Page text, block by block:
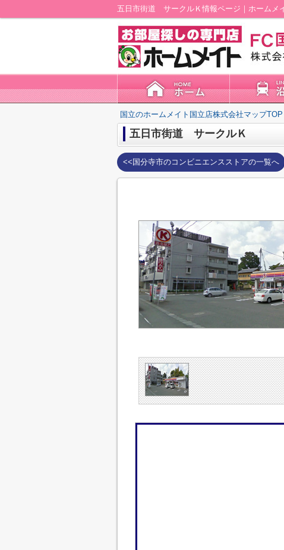
五日市街道 サークルＫ情報ページ｜ホームメ
国立のホームメイト国立店株式会社マップTOP
五日市街道 サークルＫ
<<国分寺市のコンビニエンスストアの一覧へ